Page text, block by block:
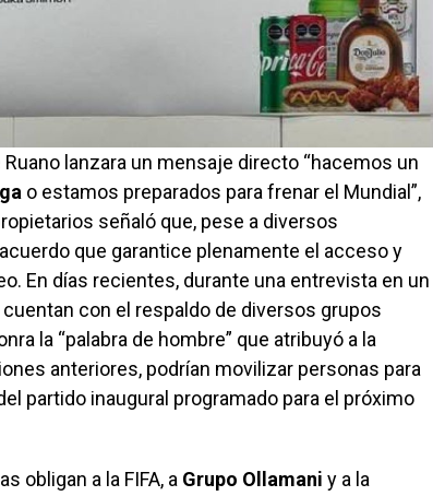
lanzara un mensaje directo “hacemos un
o estamos preparados para frenar el Mundial”,
señaló que, pese a diversos
que garantice plenamente el acceso y
En días recientes, durante una entrevista en un
con el respaldo de diversos grupos
la “palabra de hombre” que atribuyó a la
anteriores, podrían movilizar personas para
partido inaugural programado para el próximo
obligan a la FIFA, a Grupo Ollamani y a la